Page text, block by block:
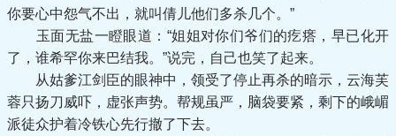
你要心中怨气不出，就叫倩儿他们多杀几个。”
玉面无盐一瞪眼道：“姐姐对你们爷们的疙瘩，早已化开
了，谁希罕你来巴结我。”说完，自己也笑了起来。
从姑爹江剑臣的眼神中，领受了停止再杀的暗示，云海芙
蓉只扬刀威吓，虚张声势。帮规虽严，脑袋要紧，剩下的峨嵋
派徒众护着冷铁心先行撤了下去。